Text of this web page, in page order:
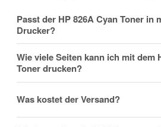
Nachname
Passt der HP 826A Cyan Toner in
Drucker?
Wie viele Seiten kann ich mit dem
Toner drucken?
Was kostet der Versand?